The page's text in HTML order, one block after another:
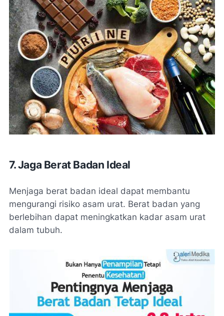
7. Jaga Berat Badan Ideal
Menjaga berat badan ideal dapat membantu
mengurangi risiko asam urat. Berat badan yang
berlebihan dapat meningkatkan kadar asam urat
dalam tubuh.